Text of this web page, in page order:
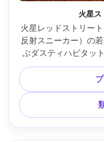
火星ス
火星レッドストリー
反射スニーカー）の
ぶダスティハビタッ
イポグラフィ、エ
A7IV、35mmレンズ
ポスター構図